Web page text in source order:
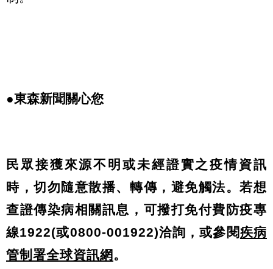
●東森新聞關心您
民眾接獲來源不明或未經證實之疫情資訊
時，切勿隨意散播、轉傳，避免觸法。若想
查證傳染病相關訊息，可撥打免付費防疫專
線1922(或0800-001922)洽詢，或參閱疾病
管制署全球資訊網 。